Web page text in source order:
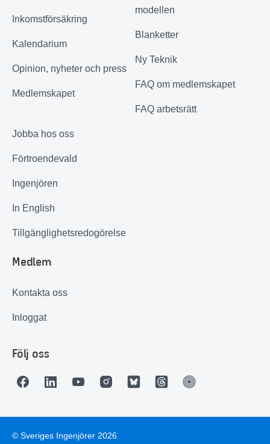
Inkomstförsäkring
Kalendarium
Opinion, nyheter och press
Medlemskapet
modellen
Blanketter
Ny Teknik
FAQ om medlemskapet
FAQ arbetsrätt
Jobba hos oss
Förtroendevald
Ingenjören
In English
Tillgänglighetsredogörelse
Medlem
Kontakta oss
Inloggat
Följ oss
© Sveriges Ingenjörer 2026